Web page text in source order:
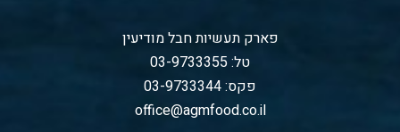
פארק תעשיות חבל מודיעין
טל: 03-9733355
פקס: 03-9733344
office@agmfood.co.il